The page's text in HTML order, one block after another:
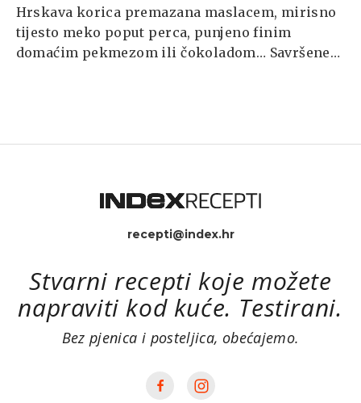
Hrskava korica premazana maslacem, mirisno
tijesto meko poput perca, punjeno finim
domaćim pekmezom ili čokoladom… Savršene
recepti@index.hr
Stvarni recepti koje možete
napraviti kod kuće. Testirani.
Bez pjenica i posteljica, obećajemo.